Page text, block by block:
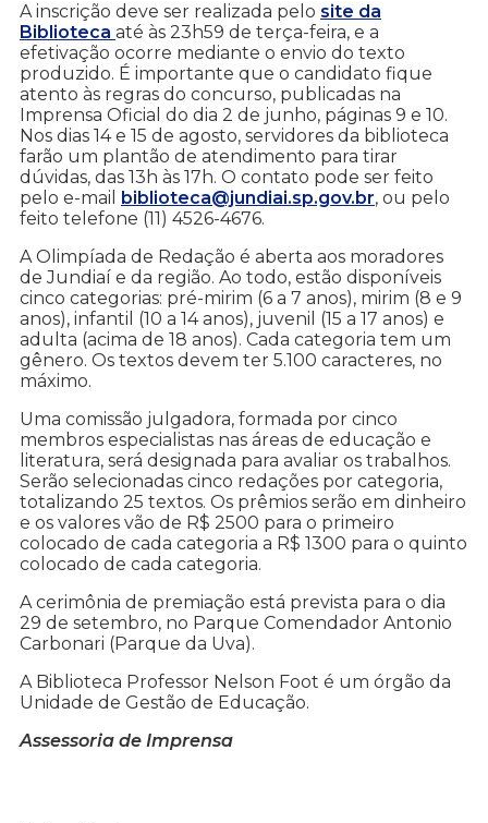
A inscrição deve ser realizada pelo site da
Biblioteca até às 23h59 de terça-feira, e a
efetivação ocorre mediante o envio do texto
produzido. É importante que o candidato fique
atento às regras do concurso, publicadas na
Imprensa Oficial do dia 2 de junho, páginas 9 e 10.
Nos dias 14 e 15 de agosto, servidores da biblioteca
farão um plantão de atendimento para tirar
dúvidas, das 13h às 17h. O contato pode ser feito
pelo e-mail biblioteca@jundiai.sp.gov.br, ou pelo
feito telefone (11) 4526-4676.
A Olimpíada de Redação é aberta aos moradores
de Jundiaí e da região. Ao todo, estão disponíveis
cinco categorias: pré-mirim (6 a 7 anos), mirim (8 e 9
anos), infantil (10 a 14 anos), juvenil (15 a 17 anos) e
adulta (acima de 18 anos). Cada categoria tem um
gênero. Os textos devem ter 5.100 caracteres, no
máximo.
Uma comissão julgadora, formada por cinco
membros especialistas nas áreas de educação e
literatura, será designada para avaliar os trabalhos.
Serão selecionadas cinco redações por categoria,
totalizando 25 textos. Os prêmios serão em dinheiro
e os valores vão de R$ 2500 para o primeiro
colocado de cada categoria a R$ 1300 para o quinto
colocado de cada categoria.
A cerimônia de premiação está prevista para o dia
29 de setembro, no Parque Comendador Antonio
Carbonari (Parque da Uva).
A Biblioteca Professor Nelson Foot é um órgão da
Unidade de Gestão de Educação.
Assessoria de Imprensa